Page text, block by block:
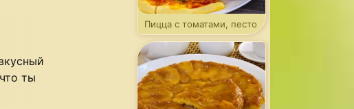
ты
Пицца с томатами, песто
и моцареллой